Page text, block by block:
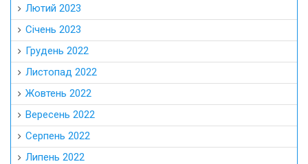
Лютий 2023
Січень 2023
Грудень 2022
Листопад 2022
Жовтень 2022
Вересень 2022
Серпень 2022
Липень 2022